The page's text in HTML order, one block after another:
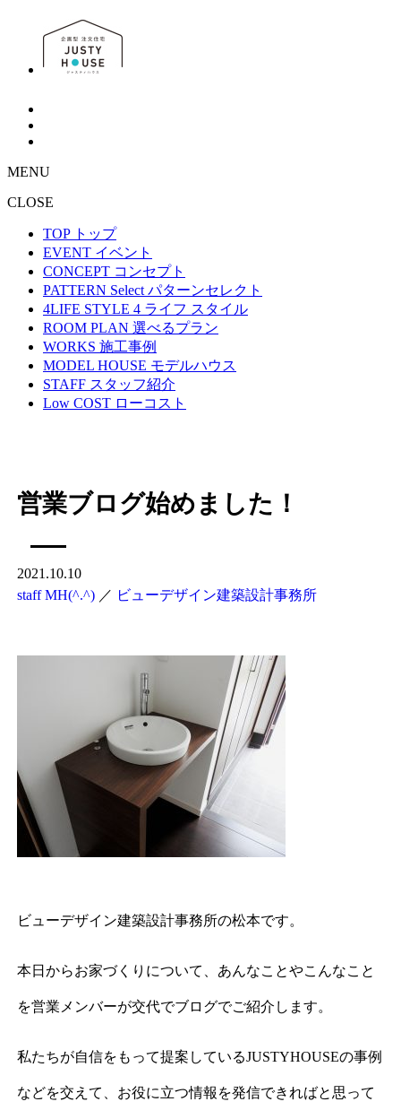
MENU
CLOSE
TOP トップ
EVENT イベント
CONCEPT コンセプト
PATTERN Select パターンセレクト
4LIFE STYLE 4 ライフ スタイル
ROOM PLAN 選べるプラン
WORKS 施工事例
MODEL HOUSE モデルハウス
STAFF スタッフ紹介
Low COST ローコスト
営業ブログ始めました！
2021.10.10
staff MH(^.^)／ ビューデザイン建築設計事務所
ビューデザイン建築設計事務所の松本です。
本日からお家づくりについて、あんなことやこんなこと
を営業メンバーが交代でブログでご紹介します。
私たちが自信をもって提案しているJUSTYHOUSEの事例
などを交えて、お役に立つ情報を発信できればと思って